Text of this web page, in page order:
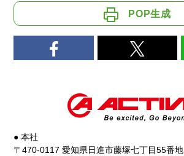
POP生成
● 本社
〒470-0117 愛知県日進市藤塚七丁目55番地